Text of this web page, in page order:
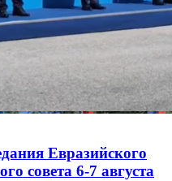
Евразийского
совета 6-7 августа